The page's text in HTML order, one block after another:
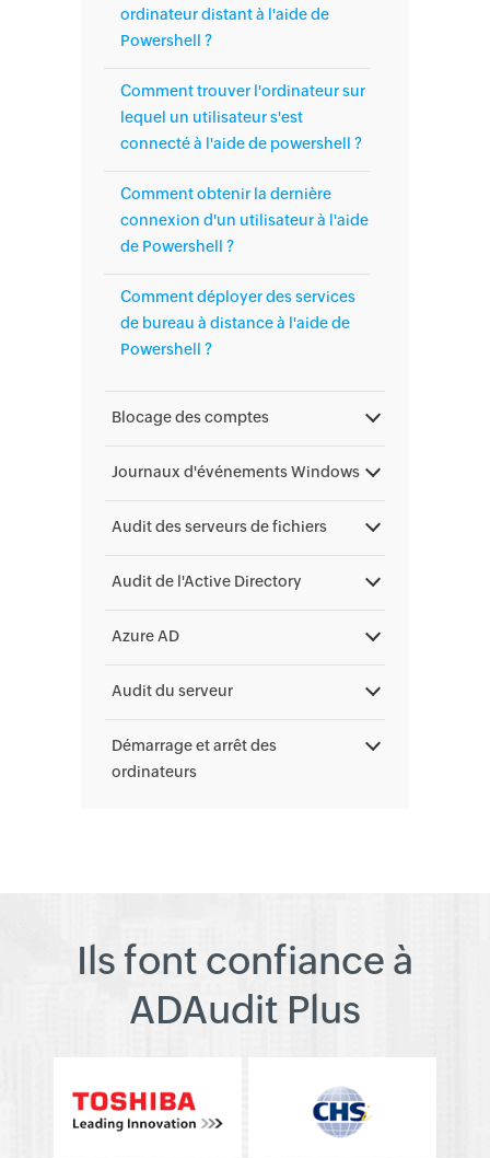
ordinateur distant à l'aide de
Powershell ?
Comment trouver l'ordinateur sur
lequel un utilisateur s'est
connecté à l'aide de powershell ?
Comment obtenir la dernière
connexion d'un utilisateur à l'aide
de Powershell ?
Comment déployer des services
de bureau à distance à l'aide de
Powershell ?
Blocage des comptes
Journaux d'événements Windows
Audit des serveurs de fichiers
Audit de l'Active Directory
Azure AD
Audit du serveur
Démarrage et arrêt des
ordinateurs
Ils font confiance à
ADAudit Plus